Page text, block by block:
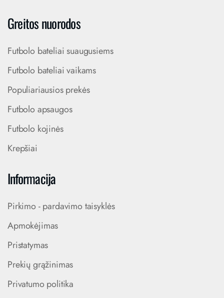
Greitos nuorodos
Futbolo bateliai suaugusiems
Futbolo bateliai vaikams
Populiariausios prekės
Futbolo apsaugos
Futbolo kojinės
Krepšiai
Informacija
Pirkimo - pardavimo taisyklės
Apmokėjimas
Pristatymas
Prekių grąžinimas
Privatumo politika